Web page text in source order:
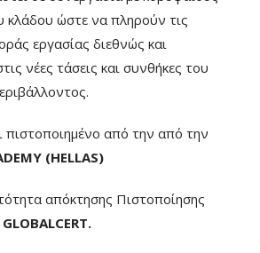
κλάδου ώστε να πληρούν τις
εργασίας διεθνώς και
νέες τάσεις και συνθήκες του
πιστοποιημένο από την από την
(HELLAS)
απόκτησης Πιστοποίησης
GLOBALCERT.